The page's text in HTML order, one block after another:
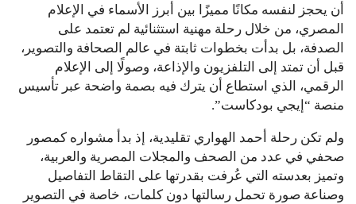
أن يحجز لنفسه مكانًا مميزًا بين أبرز الأسماء في الإعلام
المصري، من خلال رحلة مهنية استثنائية لم تعتمد على
الصدفة، بل بدأت بخطوات ثابتة في عالم الصحافة والتصوير،
قبل أن تمتد إلى التلفزيون والإذاعة، وصولًا إلى الإعلام
الرقمي، الذي استطاع أن يترك فيه بصمة واضحة عبر تأسيس
منصة “إيجي بودكاست”.
ولم تكن رحلة أحمد الهواري تقليدية، إذ بدأ مشواره كمصور
صحفي في عدد من الصحف والمجلات المصرية والعربية،
وتميز بعدسته التي عُرفت بقدرتها على التقاط التفاصيل
وصناعة صورة تحمل رسالتها دون كلمات، خاصة في التصوير